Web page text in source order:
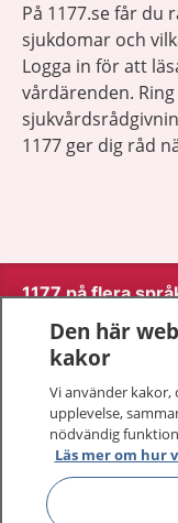
På 1177.se får du
sjukdomar och
Logga in för att
vårdärenden.
1177 ger dig råd
1177 på flera
Om 1177
Kontakt
Behandling av
Den här
kakor
Vi använder kakor,
upplevelse,
nödvändig
Läs mer om hur